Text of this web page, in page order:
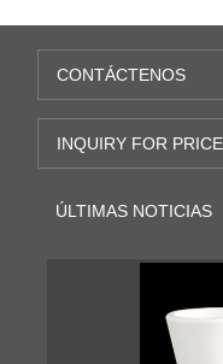
CONTÁCTENOS
INQUIRY FOR
ÚLTIMAS NOTICIAS